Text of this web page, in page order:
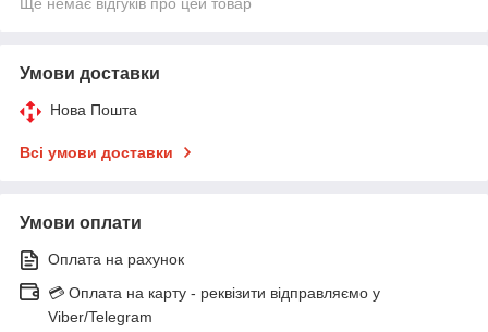
Умови доставки
Нова Пошта
Всі умови доставки
Умови оплати
Оплата на рахунок
💳 Оплата на карту - реквізити відправляємо у
Viber/Telegram